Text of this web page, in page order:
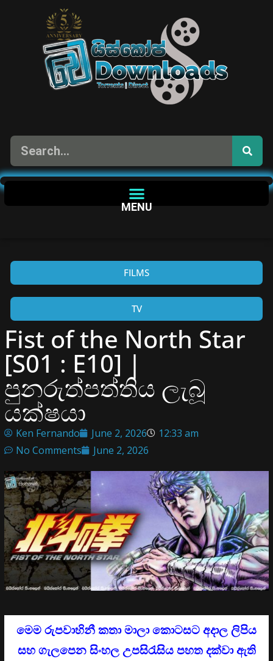
MENU
FILMS
TV
Fist of the North Star
[S01 : E10] |
පුනරුත්පත්තිය ලැබූ
යක්ෂයා
Ken Fernando June 2, 2026
12:33 am
No Comments
June 2, 2026
මෙම රුපවාහිනී කතා මාලා කොටසට අදාල ලිපිය
සහ ගැලපෙන සිංහල උපසිරැසිය පහත දක්වා ඇති